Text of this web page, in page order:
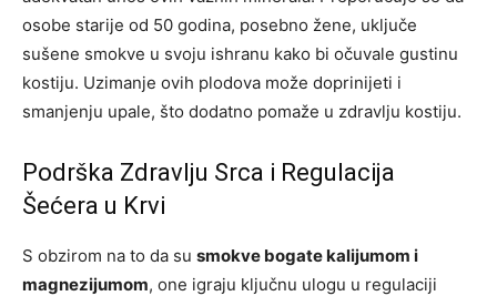
osobe starije od 50 godina, posebno žene, uključe
sušene smokve u svoju ishranu kako bi očuvale gustinu
kostiju. Uzimanje ovih plodova može doprinijeti i
smanjenju upale, što dodatno pomaže u zdravlju kostiju.
Podrška Zdravlju Srca i Regulacija
Šećera u Krvi
S obzirom na to da su smokve bogate kalijumom i
magnezijumom, one igraju ključnu ulogu u regulaciji